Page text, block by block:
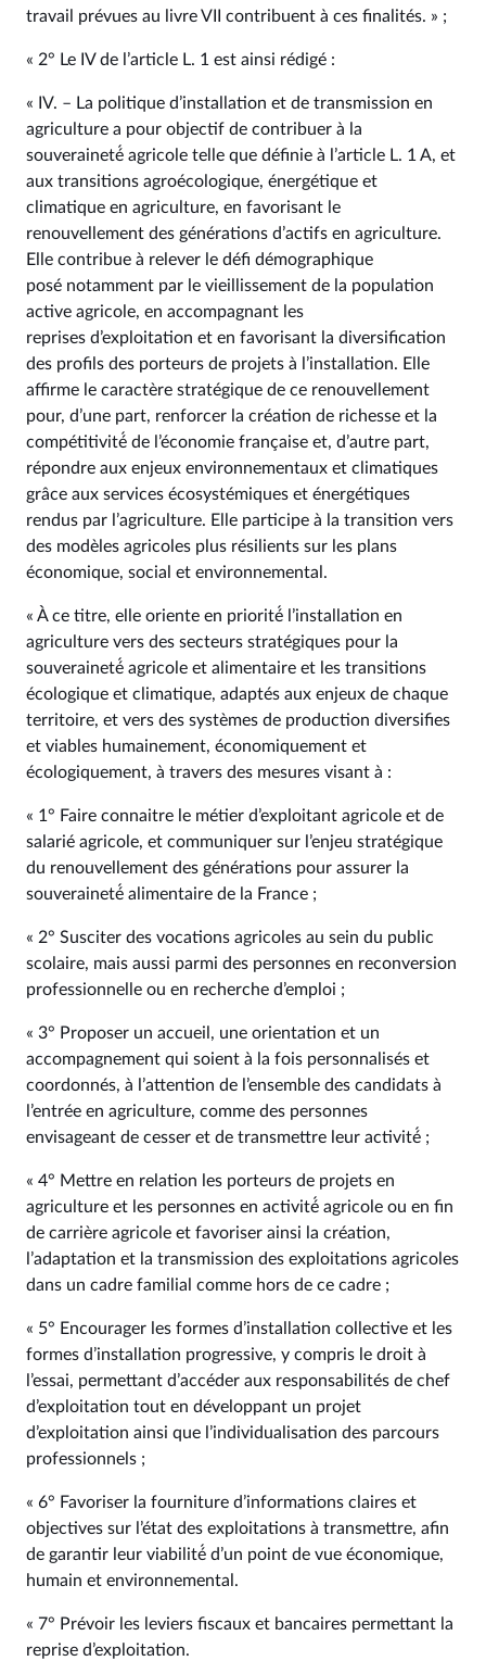
travail prévues au livre VII contribuent à ces finalités. » ;
« 2° Le IV de l’article L. 1 est ainsi rédigé :
« IV. – La politique d’installation et de transmission en
agriculture a pour objectif de contribuer à la
souveraineté́ agricole telle que définie à l’article L. 1 A, et
aux transitions agroécologique, énergétique et
climatique en agriculture, en favorisant le
renouvellement des générations d’actifs en agriculture.
Elle contribue à relever le défi démographique
posé notamment par le vieillissement de la population
active agricole, en accompagnant les
reprises d’exploitation et en favorisant la diversification
des profils des porteurs de projets à l’installation. Elle
affirme le caractère stratégique de ce renouvellement
pour, d’une part, renforcer la création de richesse et la
compétitivité́ de l’économie française et, d’autre part,
répondre aux enjeux environnementaux et climatiques
grâce aux services écosystémiques et énergétiques
rendus par l’agriculture. Elle participe à la transition vers
des modèles agricoles plus résilients sur les plans
économique, social et environnemental.
« À ce titre, elle oriente en priorité́ l’installation en
agriculture vers des secteurs stratégiques pour la
souveraineté́ agricole et alimentaire et les transitions
écologique et climatique, adaptés aux enjeux de chaque
territoire, et vers des systèmes de production diversifies
et viables humainement, économiquement et
écologiquement, à travers des mesures visant à :
« 1° Faire connaitre le métier d’exploitant agricole et de
salarié agricole, et communiquer sur l’enjeu stratégique
du renouvellement des générations pour assurer la
souveraineté́ alimentaire de la France ;
« 2° Susciter des vocations agricoles au sein du public
scolaire, mais aussi parmi des personnes en reconversion
professionnelle ou en recherche d’emploi ;
« 3° Proposer un accueil, une orientation et un
accompagnement qui soient à la fois personnalisés et
coordonnés, à l’attention de l’ensemble des candidats à
l’entrée en agriculture, comme des personnes
envisageant de cesser et de transmettre leur activité́ ;
« 4° Mettre en relation les porteurs de projets en
agriculture et les personnes en activité́ agricole ou en fin
de carrière agricole et favoriser ainsi la création,
l’adaptation et la transmission des exploitations agricoles
dans un cadre familial comme hors de ce cadre ;
« 5° Encourager les formes d’installation collective et les
formes d’installation progressive, y compris le droit à
l’essai, permettant d’accéder aux responsabilités de chef
d’exploitation tout en développant un projet
d’exploitation ainsi que l’individualisation des parcours
professionnels ;
« 6° Favoriser la fourniture d’informations claires et
objectives sur l’état des exploitations à transmettre, afin
de garantir leur viabilité́ d’un point de vue économique,
humain et environnemental.
« 7° Prévoir les leviers fiscaux et bancaires permettant la
reprise d’exploitation.